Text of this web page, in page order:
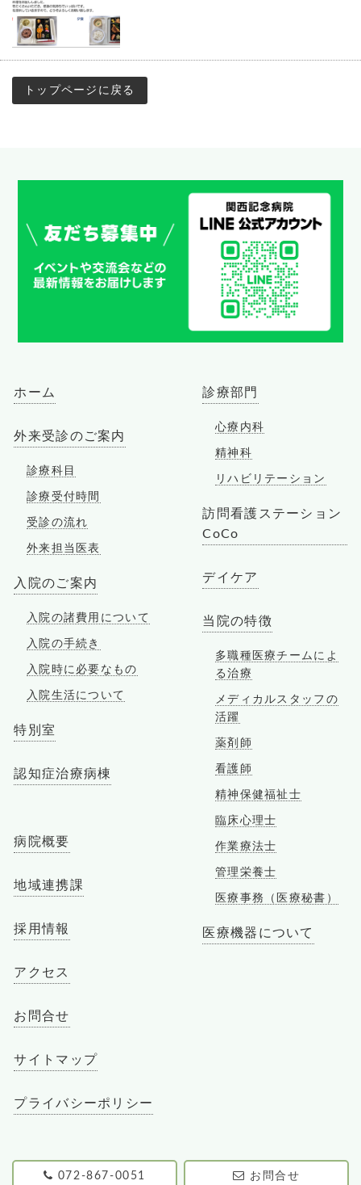
トップページに戻る
ホーム
外来受診のご案内
診療科目
診療受付時間
受診の流れ
外来担当医表
入院のご案内
入院の諸費用について
入院の手続き
入院時に必要なもの
入院生活について
特別室
認知症治療病棟
診療部門
心療内科
精神科
リハビリテーション
訪問看護ステーション
CoCo
デイケア
当院の特徴
多職種医療チームによ
る治療
メディカルスタッフの
活躍
薬剤師
看護師
精神保健福祉士
臨床心理士
作業療法士
管理栄養士
医療事務（医療秘書）
医療機器について
病院概要
地域連携課
採用情報
アクセス
お問合せ
サイトマップ
プライバシーポリシー
072-867-0051 お問合せ